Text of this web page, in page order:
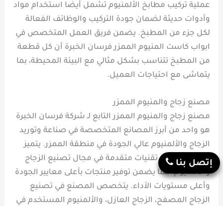
عملية تركيب مطابخ الألمنيوم تشمل أيضًا استخدام مواد
وأدوات حديثة لضمان جودة التركيب والوظائف الفعالة
لكل جزء من المطبخ. يضمن فريق العمل المتخصص في
ابواب كاست المنيوم الممزر فرسان الخبرة أن كل قطعة
من المطبخ تتناسب بشكل مثالي مع البيئة المحيطة، بما
يتماشى مع احتياجات العميل.
مصنع زجاج والمنيوم الممزر
مصنع زجاج والمنيوم الممزر التابع لـ شركة فرسان الخبرة
هو واحد من أبرز المصانع المتخصصة في صناعة وتوريد
الزجاج والألمنيوم عالي الجودة في منطقة الممزر. يتميز
المصنع بوجود تقنيات متقدمة في مجال تصنيع الزجاج
والألمنيوم، مما يضمن توفير منتجات بأعلى معايير الجودة
وأعلى مستويات الأداء. يتخصص المصنع في تصنيع
الزجاج المصفح، الزجاج العازل، والألمنيوم المستخدم في
إتصل بنا